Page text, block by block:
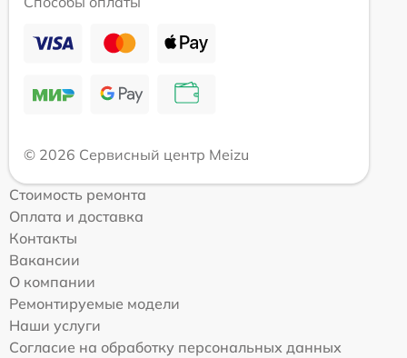
© 2026 Сервисный центр Meizu
Стоимость ремонта
Оплата и доставка
Контакты
Вакансии
О компании
Ремонтируемые модели
Наши услуги
Согласие на обработку персональных данных